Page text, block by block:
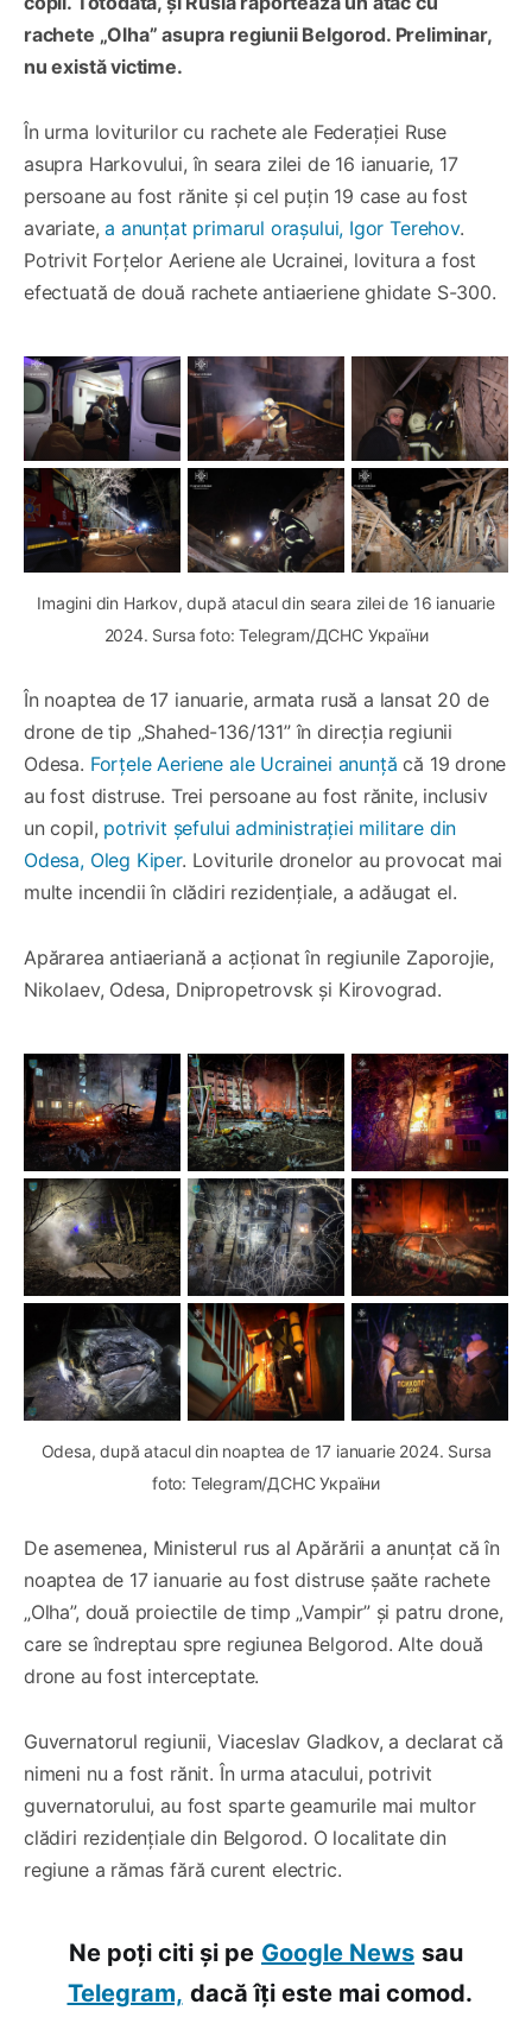
rachete „Olha” asupra regiunii Belgorod. Preliminar,
nu există victime.
În urma loviturilor cu rachete ale Federației Ruse
asupra Harkovului, în seara zilei de 16 ianuarie, 17
persoane au fost rănite și cel puțin 19 case au fost
avariate,a anunțat primarul orașului, Igor Terehov.
Potrivit Forțelor Aeriene ale Ucrainei, lovitura a fost
efectuată de două rachete antiaeriene ghidate S-300.
Imagini din Harkov, după atacul din seara zilei de 16 ianuarie
2024. Sursa foto: Telegram/ДСНС України
În noaptea de 17 ianuarie, armata rusă a lansat 20 de
drone de tip „Shahed-136/131” în direcția regiunii
Odesa. Forțele Aeriene ale Ucrainei anunță că 19 drone
au fost distruse. Trei persoane au fost rănite, inclusiv
un copil, potrivit șefului administrației militare din
Odesa, Oleg Kiper. Loviturile dronelor au provocat mai
multe incendii în clădiri rezidențiale, a adăugat el.
Apărarea antiaeriană a acționat în regiunile Zaporojie,
Nikolaev, Odesa, Dnipropetrovsk și Kirovograd.
Odesa, după atacul din noaptea de 17 ianuarie 2024. Sursa
foto: Telegram/ДСНС України
De asemenea, Ministerul rus al Apărării a anunțat că în
noaptea de 17 ianuarie au fost distruse șaăte rachete
„Olha”, două proiectile de timp „Vampir” și patru drone,
care se îndreptau spre regiunea Belgorod. Alte două
drone au fost interceptate.
Guvernatorul regiunii, Viaceslav Gladkov, a declarat că
nimeni nu a fost rănit. În urma atacului, potrivit
guvernatorului, au fost sparte geamurile mai multor
clădiri rezidențiale din Belgorod. O localitate din
regiune a rămas fără curent electric.
Ne poți citi și pe Google News sau
Telegram, dacă îți este mai comod.